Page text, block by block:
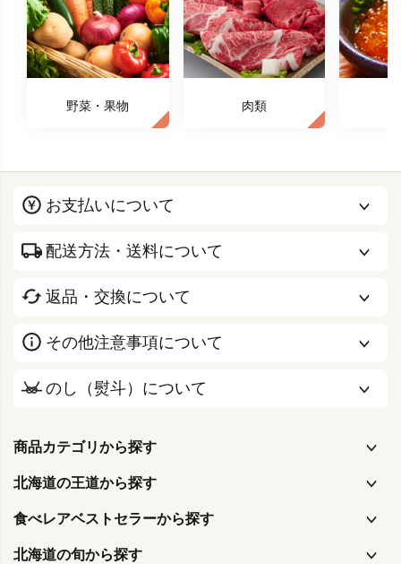
野菜・果物 肉類
お支払いについて
配送方法・送料について
返品・交換について
その他注意事項について
のし（熨斗）について
商品カテゴリから探す
北海道の王道から探す
食べレアベストセラーから探す
北海道の旬から探す